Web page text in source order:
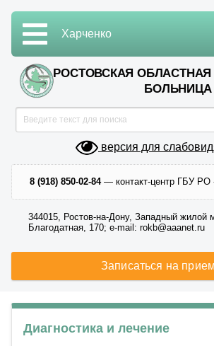
РОСТОВСКАЯ
БОЛЬНИЦА
версия для
8 (918) 850-02-84— контакт-центр ГБУ
344015, Ростов-на-Дону, Западный жилой
Благодатная, 170; e-mail: rokb@aaanet.ru
Записаться на прием
Харченко
Диагностика и лечение